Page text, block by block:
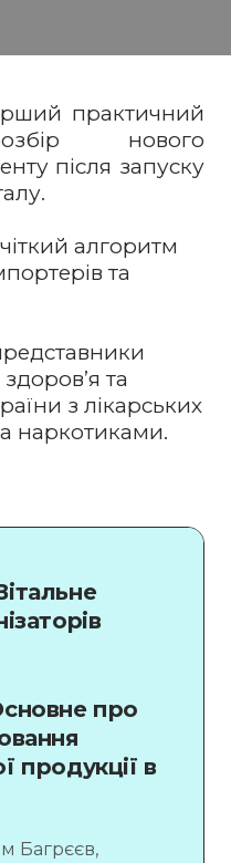
практичний
нового
після запуску
алгоритм
та
та
з лікарських
наркотиками.
про
продукції в
Багрєєв,